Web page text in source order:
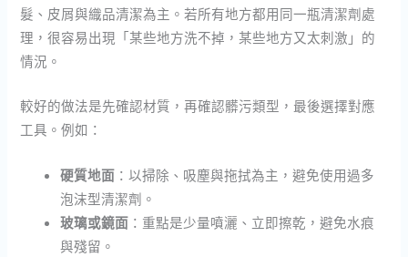
髮、皮屑與織品清潔為主。若所有地方都用同一瓶清潔劑處
理，很容易出現「某些地方洗不掉，某些地方又太刺激」的
情況。
較好的做法是先確認材質，再確認髒污類型，最後選擇對應
工具。例如：
硬質地面 ：以掃除、吸塵與拖拭為主，避免使用過多
泡沫型清潔劑。
玻璃或鏡面 ：重點是少量噴灑、立即擦乾，避免水痕
與殘留。